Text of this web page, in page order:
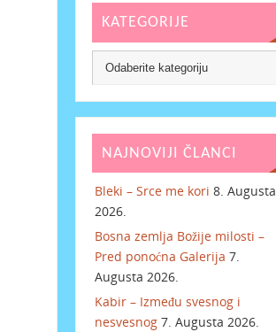
KATEGORIJE
NAJNOVIJI ČLANCI
Bleki – Srce me kori 8. Augusta
2026.
Bosna zemlja Božije milosti –
Pred ponoćna Galerija 7.
Augusta 2026.
Kabir – Između svesnog i
nesvesnog 7. Augusta 2026.